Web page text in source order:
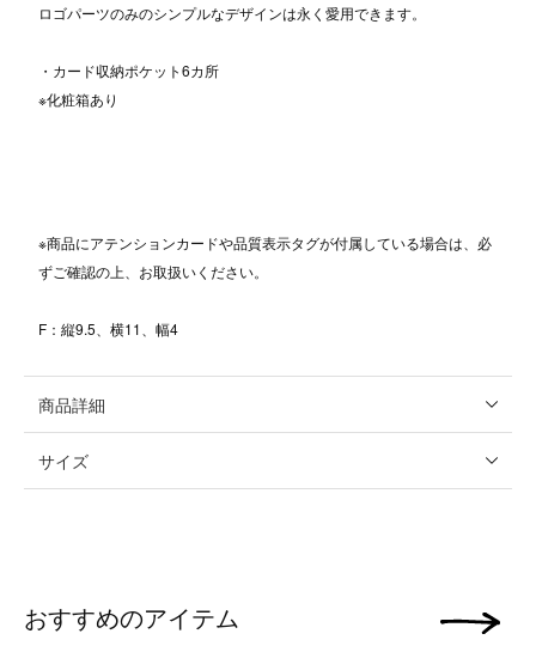
ロゴパーツのみのシンプルなデザインは永く愛用できます。
・カード収納ポケット6カ所
※化粧箱あり
※商品にアテンションカードや品質表示タグが付属している場合は、必
ずご確認の上、お取扱いください。
F：縦9.5、横11、幅4
商品詳細
サイズ
おすすめのアイテム 次の画像